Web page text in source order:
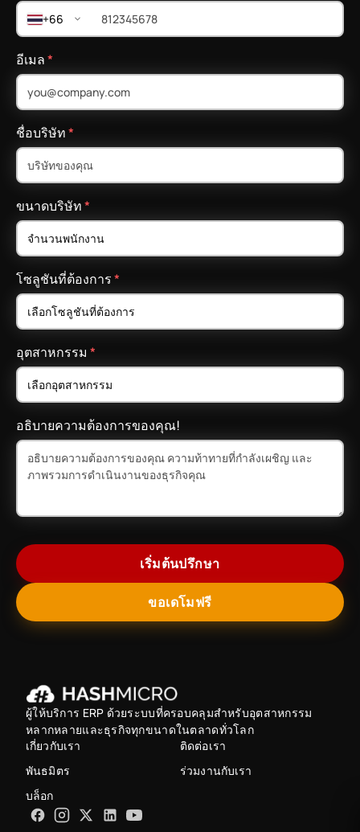
+66
อีเมล*
ชื่อบริษัท*
ขนาดบริษัท*
โซลูชันที่ต้องการ*
อุตสาหกรรม *
อธิบายความต้องการของคุณ!
เริ่มต้นปรึกษา
ขอเดโมฟรี
ผู้ให้บริการ ERP ด้วยระบบที่ครอบคลุมสำหรับอุตสาหกรรม
หลากหลายและธุรกิจทุกขนาดในตลาดทั่วโลก
เกี่ยวกับเรา
ติดต่อเรา
พันธมิตร
ร่วมงานกับเรา
บล็อก